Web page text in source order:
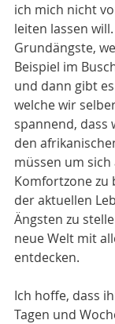
ich mich nicht
leiten lassen
Grundängste,
Beispiel im
und dann gibt
welche wir
spannend, dass
den
müssen um
Komfortzone zu
der aktuellen
Ängsten zu
neue Welt mit
entdecken.
Ich hoffe, dass
Tagen und